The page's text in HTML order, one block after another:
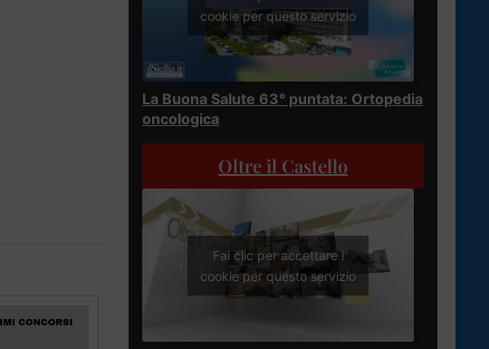
cookie per questo servizio
La Buona Salute 63° puntata: Ortopedia
oncologica
Oltre il Castello
Fai clic per accettare i
cookie per questo servizio